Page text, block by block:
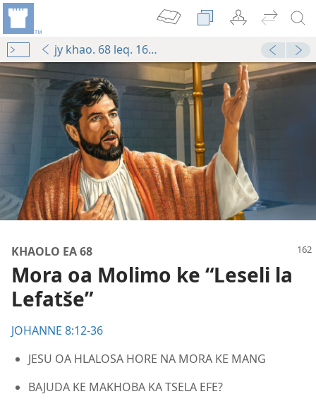
jy khao. 68 leq. 162-leq. 163 ser. 7
KHAOLO EA 68
Mora oa Molimo ke “Leseli la
Lefatše”
JOHANNE 8:12-36
JESU OA HLALOSA HORE NA MORA KE MANG
BAJUDA KE MAKHOBA KA TSELA EFE?